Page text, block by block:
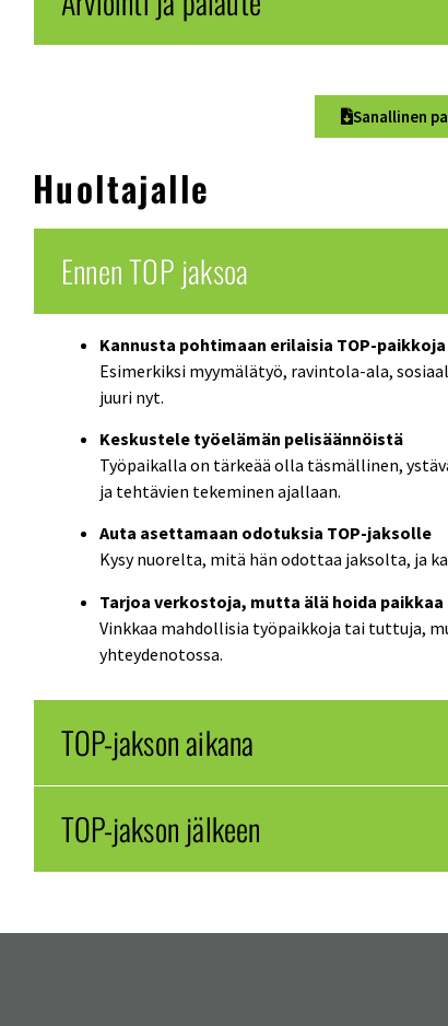
Sanallinen
Huoltajalle
Ennen TOP jaksoa
Kannusta pohtimaan erilaisia TOP-paikkoja
Esimerkiksi myymälätyö, ravintola-ala,
juuri nyt.
Keskustele työelämän pelisäännöistä
Työpaikalla on tärkeää olla täsmällinen,
ja tehtävien tekeminen ajallaan.
Auta asettamaan odotuksia TOP-jaksolle
Kysy nuorelta, mitä hän odottaa jaksolta, ja
Tarjoa verkostoja, mutta älä hoida
Vinkkaa mahdollisia työpaikkoja tai tuttuja,
yhteydenotossa.
TOP-jakson aikana
TOP-jakson jälkeen